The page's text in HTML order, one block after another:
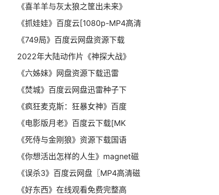
《喜羊羊与灰太狼之筐出未来》
《抓娃娃》百度云[1080p-MP4高清
《749局》百度云网盘资源下载
2022年大陆动作片《神探大战》
《六姊妹》网盘资源下载迅雷
《焚城》百度云网盘迅雷种子下
《疯狂麦克斯：狂暴女神》百度
《电影版月老》百度云下载[MK
《死侍与金刚狼》资源下载国语
《你想活出怎样的人生》magnet磁
《误杀3》百度云网盘〖MP4高清磁
《好东西》在线观看免费完整高